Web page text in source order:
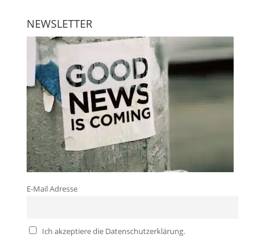
NEWSLETTER
E-Mail Adresse
Ich akzeptiere die Datenschutzerklärung.